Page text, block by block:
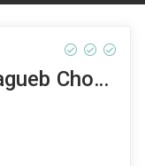
Plano & São Mateus Ragueb Chohfi